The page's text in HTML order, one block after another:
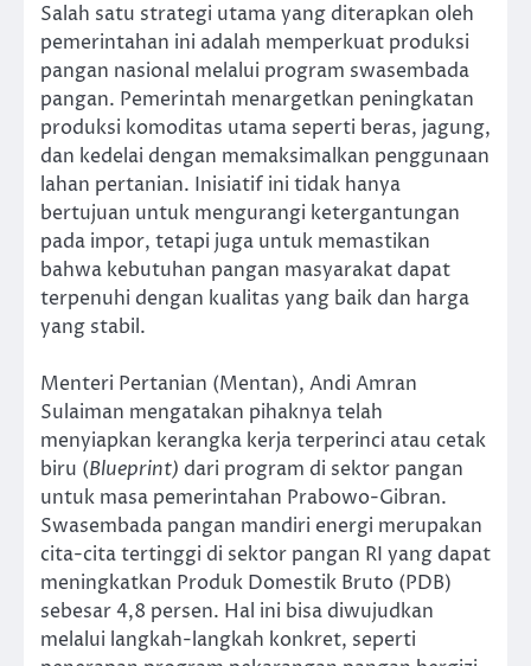
Salah satu strategi utama yang diterapkan oleh
pemerintahan ini adalah memperkuat produksi
pangan nasional melalui program swasembada
pangan. Pemerintah menargetkan peningkatan
produksi komoditas utama seperti beras, jagung,
dan kedelai dengan memaksimalkan penggunaan
lahan pertanian. Inisiatif ini tidak hanya
bertujuan untuk mengurangi ketergantungan
pada impor, tetapi juga untuk memastikan
bahwa kebutuhan pangan masyarakat dapat
terpenuhi dengan kualitas yang baik dan harga
yang stabil.
Menteri Pertanian (Mentan), Andi Amran
Sulaiman mengatakan pihaknya telah
menyiapkan kerangka kerja terperinci atau cetak
biru (Blueprint) dari program di sektor pangan
untuk masa pemerintahan Prabowo-Gibran.
Swasembada pangan mandiri energi merupakan
cita-cita tertinggi di sektor pangan RI yang dapat
meningkatkan Produk Domestik Bruto (PDB)
sebesar 4,8 persen. Hal ini bisa diwujudkan
melalui langkah-langkah konkret, seperti